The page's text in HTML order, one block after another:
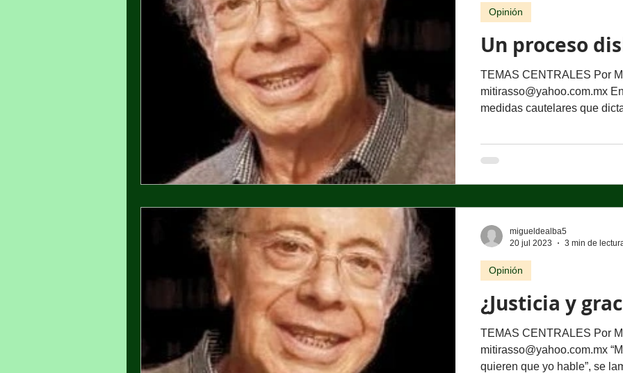
Un proceso
TEMAS CENTRALES Por
mitirasso@yahoo.com.mx
medidas cautelares que
Opinión
¿Justicia y
TEMAS CENTRALES Por
mitirasso@yahoo.com.mx
quieren que yo hable”, se
Opinión
migueldealba5
20 jul 2023
3 min de